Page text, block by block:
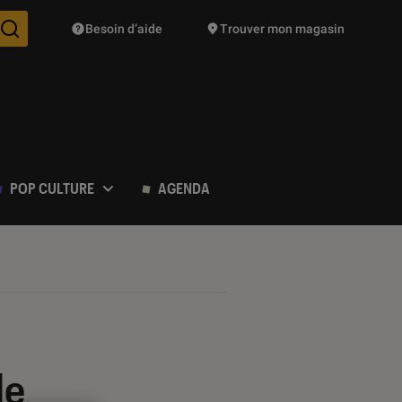
Des suggestions de produits vont vous être proposées
Besoin d’aide Trouver mon magasin
POP CULTURE AGENDA